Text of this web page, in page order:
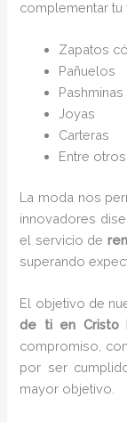
complementar tu
Zapatos
Pañuelos
Pashminas
Joyas
Carteras
Entre otros.
La moda nos
innovadores
el servicio de
superando
El objetivo de
de ti en Cristo
compromiso,
por ser
mayor objetivo.